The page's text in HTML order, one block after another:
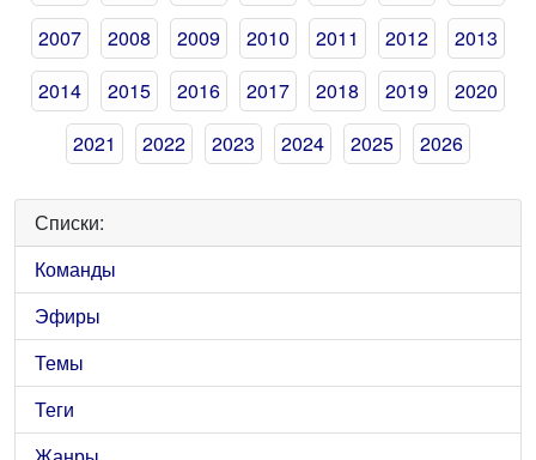
2007
2008 2009 2010 2011 2012
2013
2014
2015 2016 2017 2018 2019
2020
2021
2022 2023 2024 2025 2026
Списки:
Команды
Эфиры
Темы
Теги